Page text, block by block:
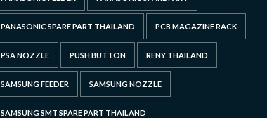
PANASONIC SPARE PART THAILAND PCB MAGAZINE RACK
PSA NOZZLE PUSH BUTTON RENY THAILAND
SAMSUNG FEEDER SAMSUNG NOZZLE
SAMSUNG SMT SPARE PART THAILAND